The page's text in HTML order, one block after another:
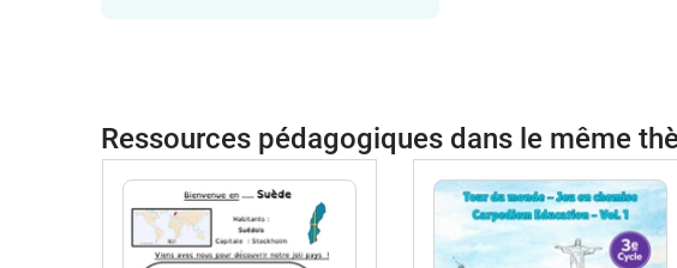
Ressources pédagogiques dans le même